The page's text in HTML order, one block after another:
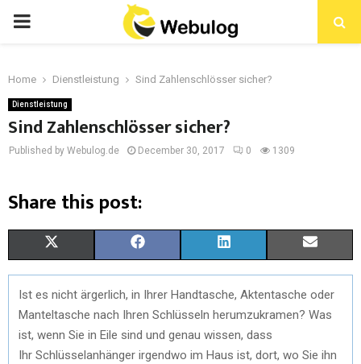
Home Dienstleistung Sind Zahlenschlösser sicher?
Dienstleistung
Sind Zahlenschlösser sicher?
Published by Webulog.de December 30, 2017 0 1309
Share this post:
(
T
W
I
A
C
E
B
I
N
K
E
M
A
L
Ist es nicht ärgerlich, in Ihrer Handtasche, Aktentasche oder
Manteltasche nach Ihren Schlüsseln herumzukramen? Was
ist, wenn Sie in Eile sind und genau wissen, dass
Ihr Schlüsselanhänger irgendwo im Haus ist, dort, wo Sie ihn